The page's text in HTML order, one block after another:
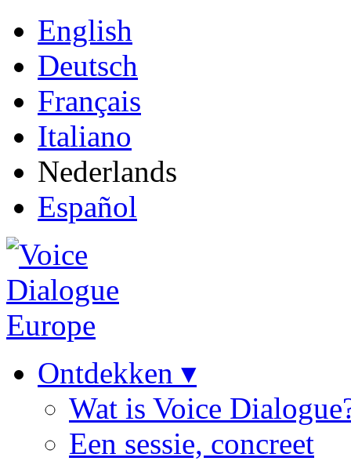
English
Deutsch
Français
Italiano
Nederlands
Español
Ontdekken ▾
Wat is Voice
Een sessie, concreet